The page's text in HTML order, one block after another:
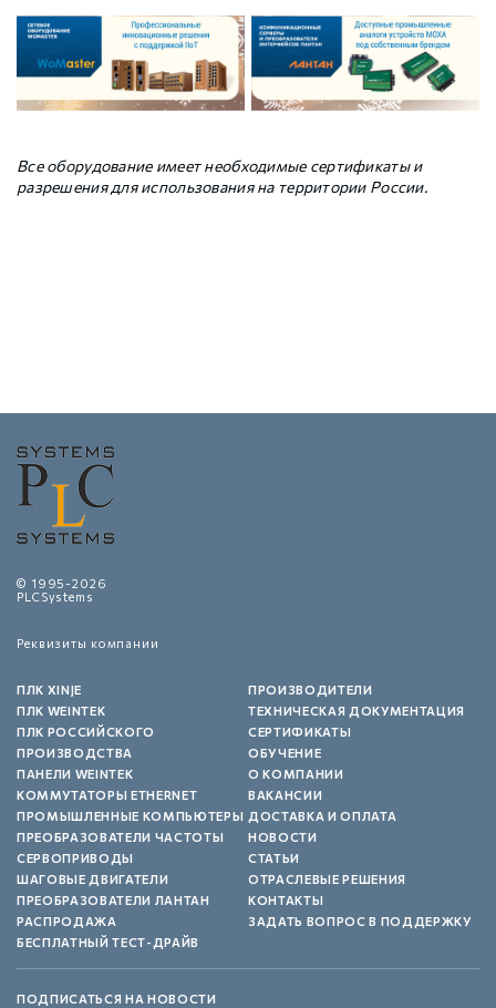
Все оборудование имеет необходимые сертификаты и
разрешения для использования на территории России.
© 1995-2026
PLCSystems
Реквизиты компании
ПЛК XINJE
ПЛК WEINTEK
ПЛК РОССИЙСКОГО
ПРОИЗВОДСТВА
ПАНЕЛИ WEINTEK
КОММУТАТОРЫ ETHERNET
ПРОМЫШЛЕННЫЕ КОМПЬЮТЕРЫ
ПРЕОБРАЗОВАТЕЛИ ЧАСТОТЫ
СЕРВОПРИВОДЫ
ШАГОВЫЕ ДВИГАТЕЛИ
ПРЕОБРАЗОВАТЕЛИ ЛАНТАН
РАСПРОДАЖА
БЕСПЛАТНЫЙ ТЕСТ-ДРАЙВ
ПРОИЗВОДИТЕЛИ
ТЕХНИЧЕСКАЯ ДОКУМЕНТАЦИЯ
СЕРТИФИКАТЫ
ОБУЧЕНИЕ
О КОМПАНИИ
ВАКАНСИИ
ДОСТАВКА И ОПЛАТА
НОВОСТИ
СТАТЬИ
ОТРАСЛЕВЫЕ РЕШЕНИЯ
КОНТАКТЫ
ЗАДАТЬ ВОПРОС В ПОДДЕРЖКУ
ПОДПИСАТЬСЯ НА НОВОСТИ